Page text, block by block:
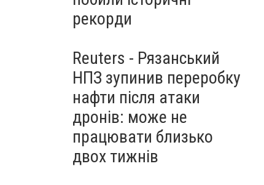
рекорди
Reuters - Рязанський
НПЗ зупинив переробку
нафти після атаки
дронів: може не
працювати близько
двох тижнів